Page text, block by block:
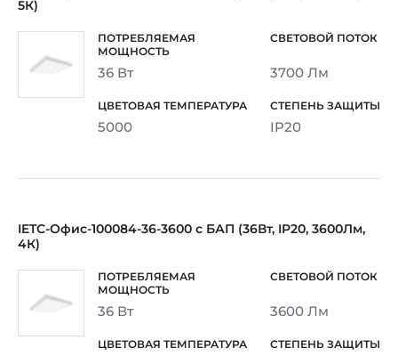
5К)
36 Вт 3700 Лм
5000 IP20
IETC-Офис-100084-36-3600 с БАП (36Вт, IP20, 3600Лм,
4К)
36 Вт 3600 Лм